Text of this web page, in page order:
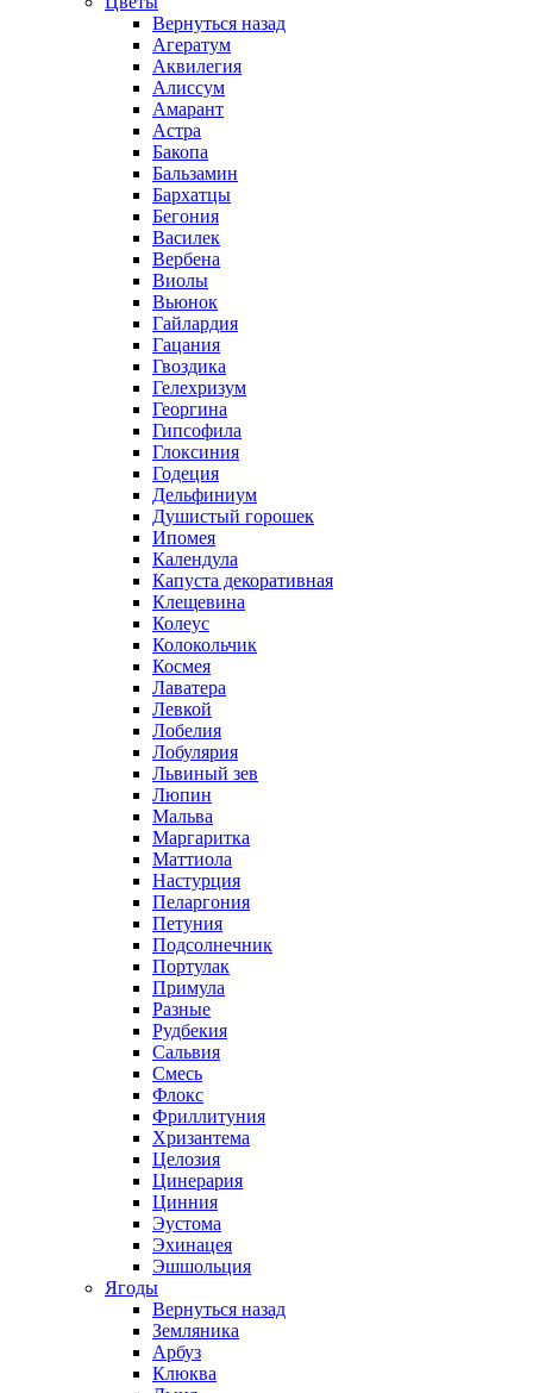
Вернуться назад
Агератум
Аквилегия
Алиссум
Амарант
Астра
Бакопа
Бальзамин
Бархатцы
Бегония
Василек
Вербена
Виолы
Вьюнок
Гайлардия
Гацания
Гвоздика
Гелехризум
Георгина
Гипсофила
Глоксиния
Годеция
Дельфиниум
Душистый горошек
Ипомея
Календула
Капуста декоративная
Клещевина
Колеус
Колокольчик
Космея
Лаватера
Левкой
Лобелия
Лобулярия
Львиный зев
Люпин
Мальва
Маргаритка
Маттиола
Настурция
Пеларгония
Петуния
Подсолнечник
Портулак
Примула
Разные
Рудбекия
Сальвия
Смесь
Флокс
Фриллитуния
Хризантема
Целозия
Цинерария
Цинния
Эустома
Эхинацея
Эшшольция
Ягоды
Вернуться назад
Земляника
Арбуз
Клюква